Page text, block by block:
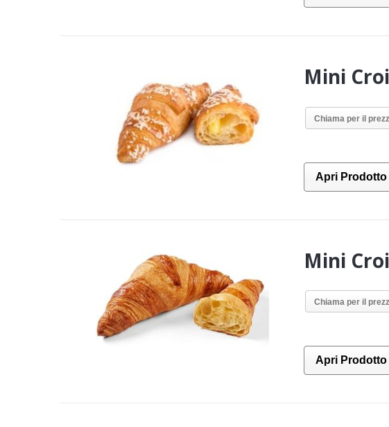
Mini
Chiama per il
Apri Prodotto
Mini
Chiama per il
Apri Prodotto